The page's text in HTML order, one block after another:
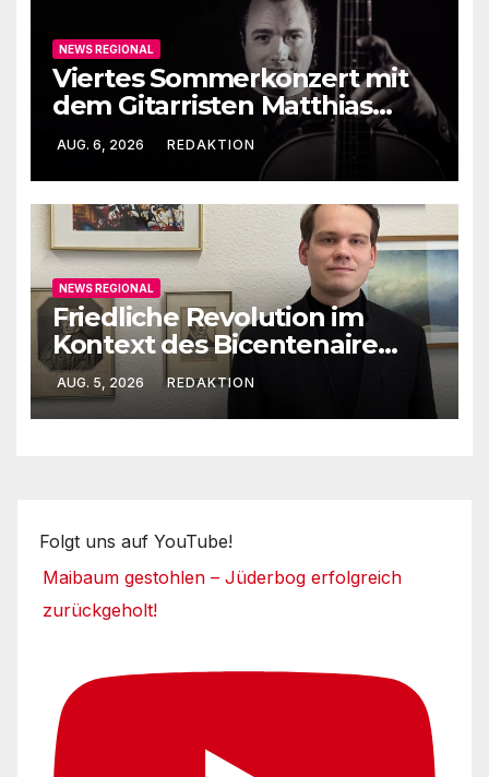
NEWS REGIONAL
Viertes Sommerkonzert mit
dem Gitarristen Matthias
Ehrig
AUG. 6, 2026 REDAKTION
NEWS REGIONAL
Friedliche Revolution im
Kontext des Bicentenaire
1789-1989
AUG. 5, 2026 REDAKTION
Folgt uns auf YouTube!
Maibaum gestohlen – Jüderbog erfolgreich
zurückgeholt!